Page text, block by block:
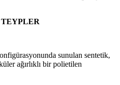
sunulan sentetik,
ağırlıklı bir polietilen